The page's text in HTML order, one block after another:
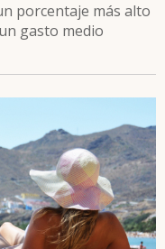
porcentaje más alto
gasto medio